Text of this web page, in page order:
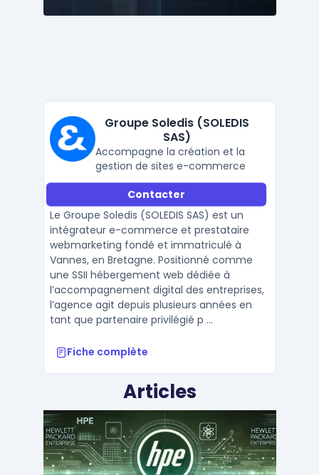
Groupe Soledis (SOLEDIS
SAS)
Accompagne la création et la
gestion de sites e-commerce
Contacter
Le Groupe Soledis (SOLEDIS SAS) est un
intégrateur e-commerce et prestataire
webmarketing fondé et immatriculé à
Vannes, en Bretagne. Positionné comme
une SSII hébergement web dédiée à
l’accompagnement digital des entreprises,
l’agence agit depuis plusieurs années en
tant que partenaire privilégié p ...
Fiche complète
Articles